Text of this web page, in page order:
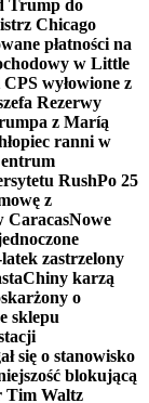
Trump do
Chicago
płatności na
w Little
wyłowione z
Rezerwy
z Maríą
ranni w
RushPo 25
z
CaracasNowe
zastrzelony
Chiny karzą
o
sklepu
się o stanowisko
blokującą
Tim Waltz